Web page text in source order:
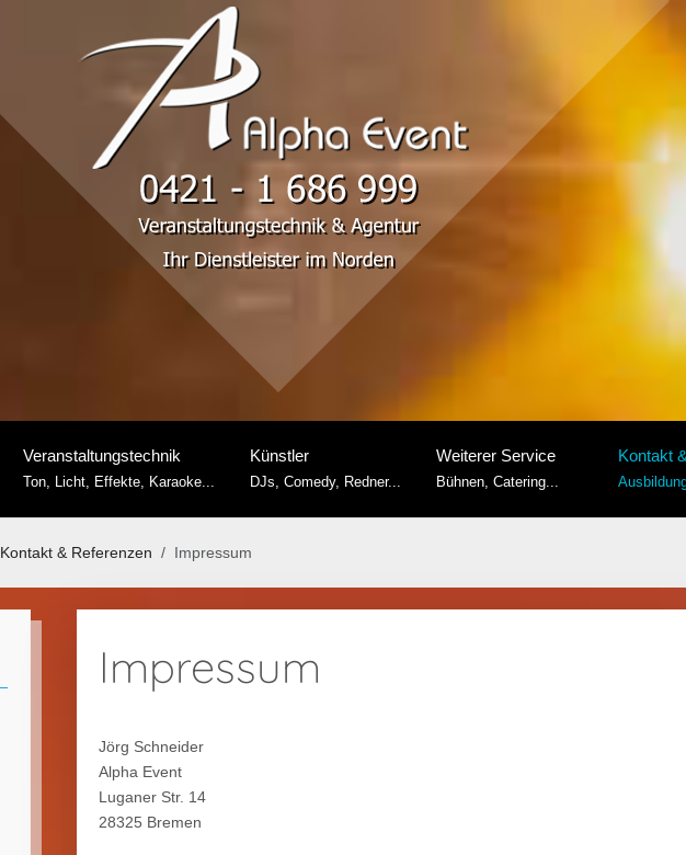
Veranstaltungstechnik
Ton, Licht, Effekte, Karaoke...
Künstler
DJs, Comedy, Redner...
Weiterer Service
Bühnen, Catering...
Kontakt
Kontakt & Referenzen Impressum
Impressum
Jörg Schneider
Alpha Event
Luganer Str. 14
28325 Bremen